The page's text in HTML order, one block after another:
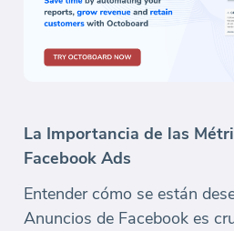
La Importancia de las
Facebook Ads
Entender cómo se están
Anuncios de Facebook es